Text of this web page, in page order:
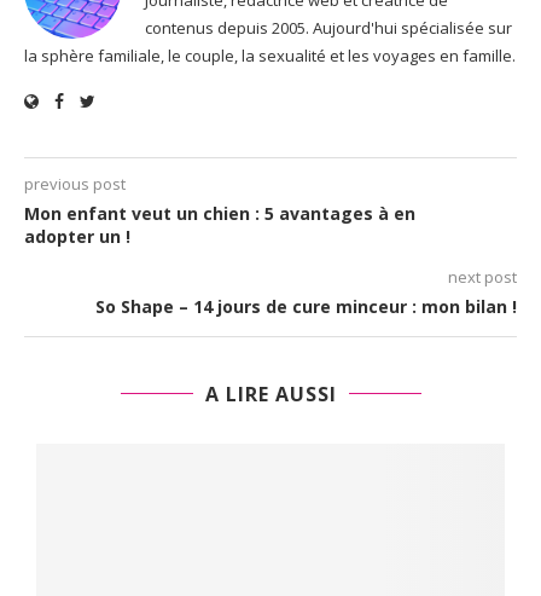
contenus depuis 2005. Aujourd'hui spécialisée sur
la sphère familiale, le couple, la sexualité et les voyages en famille.
previous post
Mon enfant veut un chien : 5 avantages à en
adopter un !
next post
So Shape – 14 jours de cure minceur : mon bilan !
A LIRE AUSSI